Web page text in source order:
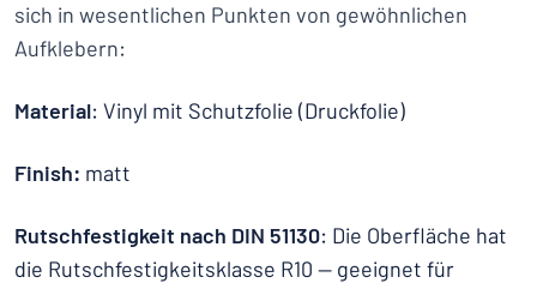
sich in wesentlichen Punkten von gewöhnlichen
Aufklebern:
Material: Vinyl mit Schutzfolie (Druckfolie)
Finish: matt
Rutschfestigkeit nach DIN 51130: Die Oberfläche hat
die Rutschfestigkeitsklasse R10 — geeignet für